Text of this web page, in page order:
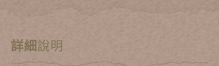
詳細說明